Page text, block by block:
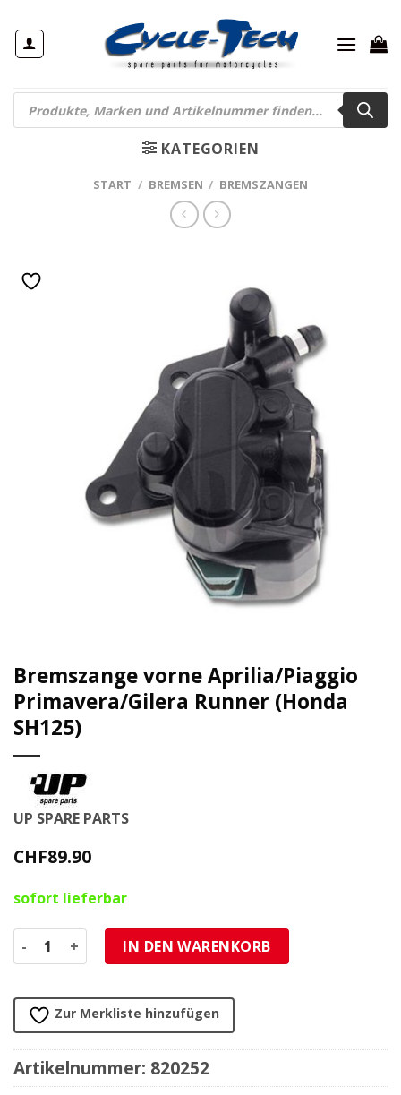
Inhalt
springen
Products
search
KATEGORIEN
START / BREMSEN / BREMSZANGEN
Bremszange vorne Aprilia/Piaggio
Primavera/Gilera Runner (Honda
SH125)
UP SPARE PARTS
CHF89.90
sofort lieferbar
Bremszange vorne Aprilia/Piaggio Primavera/Gilera
IN DEN WARENKORB
Zur Merkliste hinzufügen
Artikelnummer: 820252